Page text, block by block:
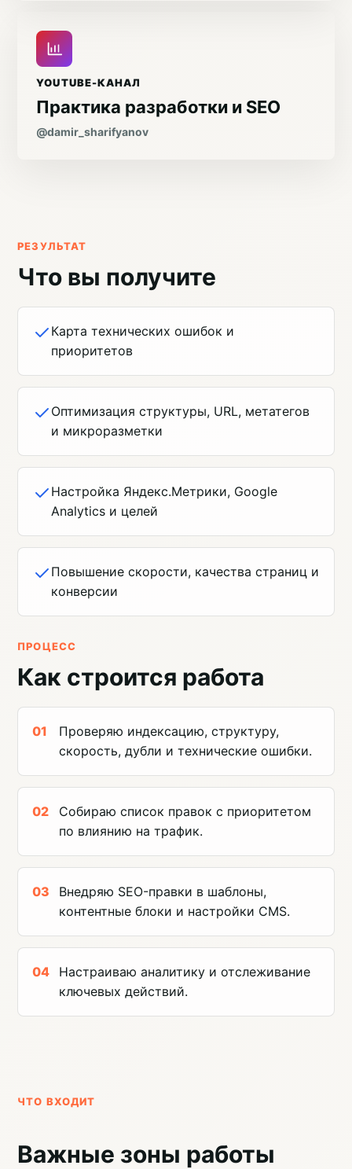
YOUTUBE-КАНАЛ
Практика разработки и SEO
@damir_sharifyanov
РЕЗУЛЬТАТ
Что вы получите
Карта технических ошибок и
приоритетов
Оптимизация структуры, URL, метатегов
и микроразметки
Настройка Яндекс.Метрики, Google
Analytics и целей
Повышение скорости, качества страниц и
конверсии
ПРОЦЕСС
Как строится работа
Проверяю индексацию, структуру,
скорость, дубли и технические ошибки.
Собираю список правок с приоритетом
по влиянию на трафик.
Внедряю SEO-правки в шаблоны,
контентные блоки и настройки CMS.
Настраиваю аналитику и отслеживание
ключевых действий.
ЧТО ВХОДИТ
Важные зоны работы